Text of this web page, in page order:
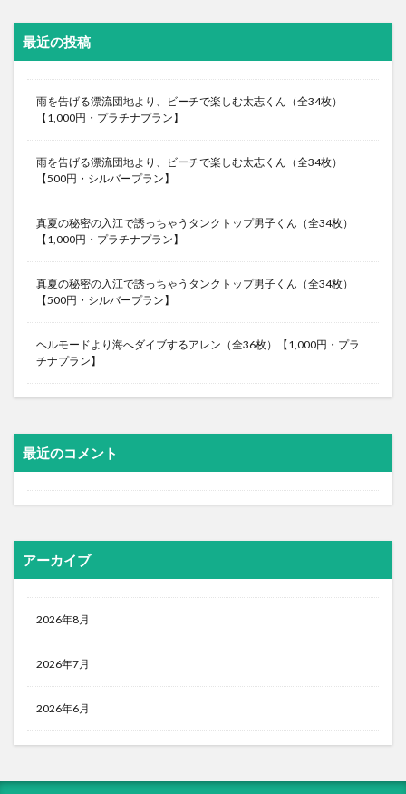
最近の投稿
雨を告げる漂流団地より、ビーチで楽しむ太志くん（全34枚）
【1,000円・プラチナプラン】
雨を告げる漂流団地より、ビーチで楽しむ太志くん（全34枚）
【500円・シルバープラン】
真夏の秘密の入江で誘っちゃうタンクトップ男子くん（全34枚）
【1,000円・プラチナプラン】
真夏の秘密の入江で誘っちゃうタンクトップ男子くん（全34枚）
【500円・シルバープラン】
ヘルモードより海へダイブするアレン（全36枚）【1,000円・プラ
チナプラン】
最近のコメント
アーカイブ
2026年8月
2026年7月
2026年6月